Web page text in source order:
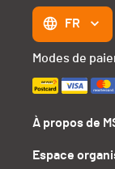
À propos de
Espace
FR
Modes de